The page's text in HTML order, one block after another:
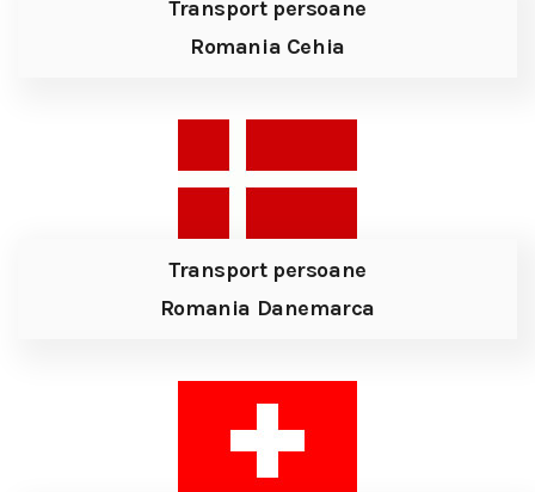
Transport persoane
Romania Cehia
Transport persoane
Romania Danemarca